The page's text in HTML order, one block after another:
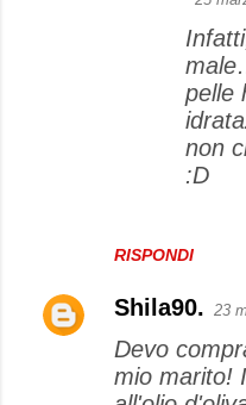
RISPONDI
pelle
non
:D
Shila90. 23
Devo
mio marito!